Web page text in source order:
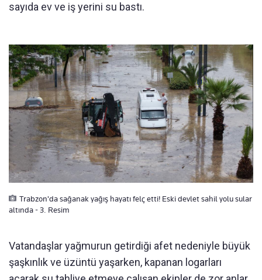
sayıda ev ve iş yerini su bastı.
Trabzon'da sağanak yağış hayatı felç etti! Eski devlet sahil yolu sular
altında - 3. Resim
Vatandaşlar yağmurun getirdiği afet nedeniyle büyük
şaşkınlık ve üzüntü yaşarken, kapanan logarları